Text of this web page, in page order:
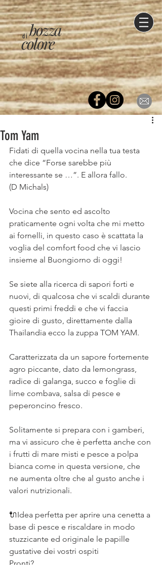
di
colore
bozza
Tom Yam
Fidati di quella vocina nella tua testa
che dice “Forse sarebbe più
interessante se …”. E allora fallo.⠀
(D Michals)⠀
Vocina che sento ed ascolto
praticamente ogni volta che mi metto
ai fornelli, in questo caso è scattata la
voglia del comfort food che vi lascio
insieme al Buongiorno di oggi! ⠀
Se siete alla ricerca di sapori forti e
nuovi, di qualcosa che vi scaldi durante
questi primi freddi e che vi faccia
gioire di gusto, direttamente dalla
Thailandia ecco la zuppa TOM YAM. ⠀
Caratterizzata da un sapore fortemente
agro piccante, dato da lemongrass,
radice di galanga, succo e foglie di
lime combava, salsa di pesce e
peperoncino fresco. ⠀
Solitamente si prepara con i gamberi,
ma vi assicuro che è perfetta anche con
i frutti di mare misti e pesce a polpa
bianca come in questa versione, che
ne aumenta oltre che al gusto anche i
valori nutrizionali. ⠀
🔌Idea perfetta per aprire una cenetta a
base di pesce e riscaldare in modo
stuzzicante ed originale le papille
gustative dei vostri ospiti